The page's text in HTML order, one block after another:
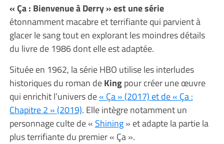
« Ça : Bienvenue à Derry » est une série
étonnamment macabre et terrifiante qui parvient à
glacer le sang tout en explorant les moindres détails
du livre de 1986 dont elle est adaptée.
Située en 1962, la série HBO utilise les interludes
historiques du roman deKingpour créer une œuvre
qui enrichit l’univers de« Ça » (2017) et de « Ça :
Chapitre 2 » (2019). Elle intègre notamment un
personnage culte de « Shining» et adapte la partie la
plus terrifiante du premier « Ça ».